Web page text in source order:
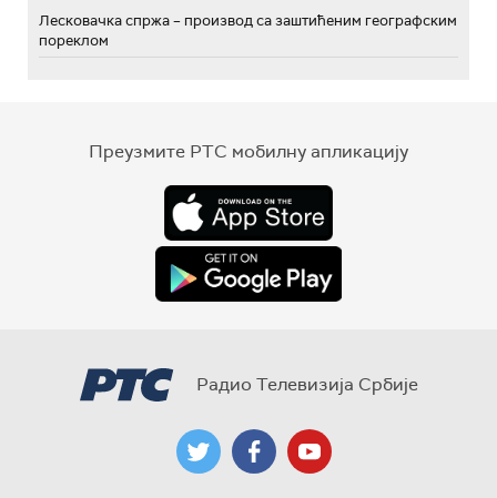
Лесковачка спржа – производ са заштићеним географским
пореклом
Преузмите РТС мобилну апликацију
Радио Телевизија Србије